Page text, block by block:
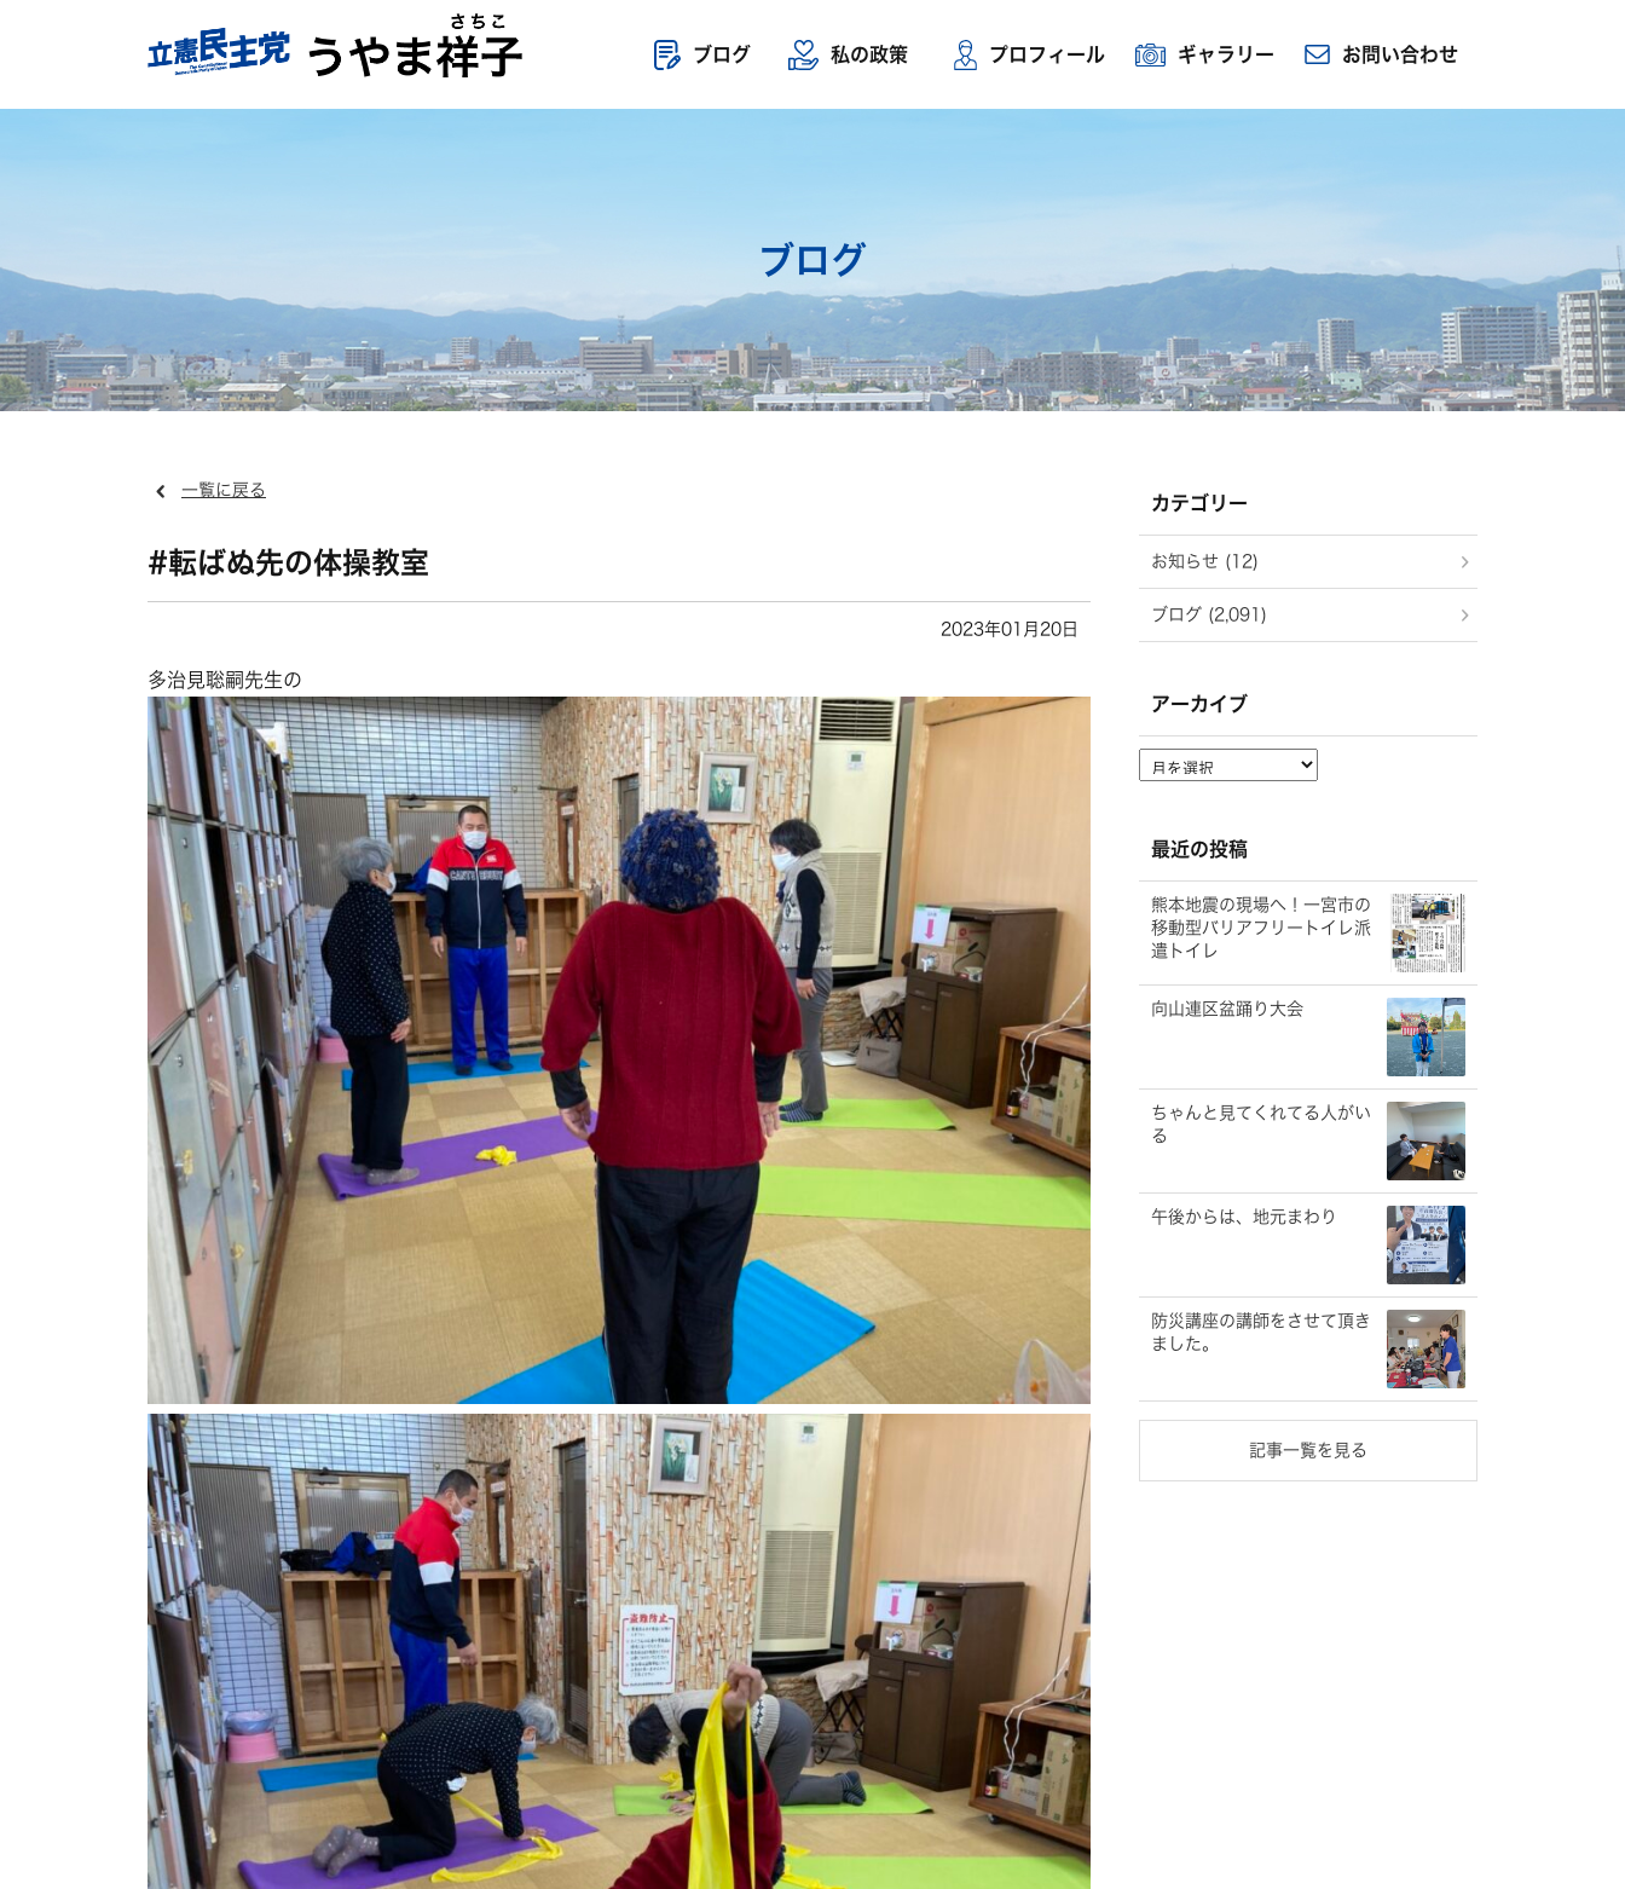
ブログ 私の政策 プロフィール ギャラリー お問い合わせ
ブログ
一覧に戻る
#転ばぬ先の体操教室
2023年01月20日
多治見聡嗣先生の
カテゴリー
お知らせ (12)
ブログ (2,091)
アーカイブ
ア
ー
ブ
最近の投稿
熊本地震の現場へ！一宮市の
移動型バリアフリートイレ派
遣トイレ
向山連区盆踊り大会
ちゃんと見てくれてる人がい
る
午後からは、地元まわり
防災講座の講師をさせて頂き
ました。
記事一覧を見る